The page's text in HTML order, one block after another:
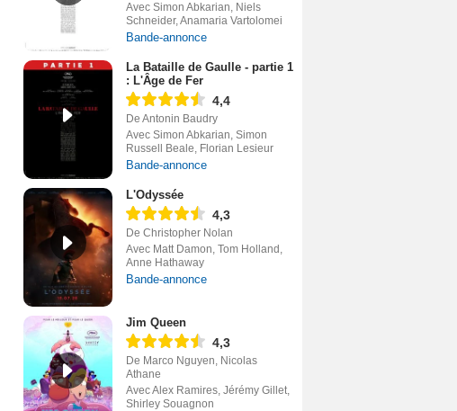
Avec Simon Abkarian, Niels
Schneider, Anamaria Vartolomei
Bande-annonce
La Bataille de Gaulle - partie 1
: L'Âge de Fer
4,4
De Antonin Baudry
Avec Simon Abkarian, Simon
Russell Beale, Florian Lesieur
Bande-annonce
L'Odyssée
4,3
De Christopher Nolan
Avec Matt Damon, Tom Holland,
Anne Hathaway
Bande-annonce
Jim Queen
4,3
De Marco Nguyen, Nicolas
Athane
Avec Alex Ramires, Jérémy Gillet,
Shirley Souagnon